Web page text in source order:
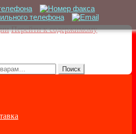
Перейти к содержимому
Поиск